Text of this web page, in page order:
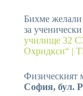
Бихме
за
училище 32
Охридкси“ |
Физическият
София, бул.